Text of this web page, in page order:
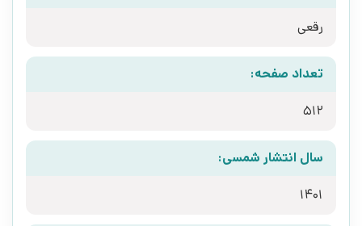
رقعی
تعداد صفحه:
512
سال انتشار شمسی:
1401